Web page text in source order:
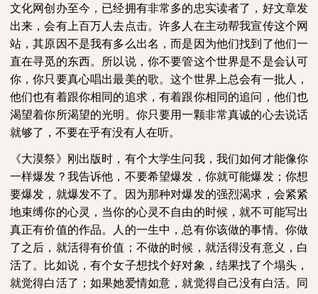
文化网创办至今，已经拥有非常多的忠实读者了，好文章发
出来，会有上百万人去点击。许多人在主动帮我宣传这个网
站，其原因不是我有多么出名，而是因为他们找到了他们一
直在寻觅的东西。所以说，你不要管这个世界是不是会认可
你，你只要真心唱出最美的歌。这个世界上总会有一批人，
他们也有着跟你相同的追求，有着跟你相同的追问，他们也
渴望着你所渴望的光明。你只要用一颗非常真诚的心去说话
就够了，不要在乎有没有人在听。
《大漠祭》刚出版时，有个大学生问我，我们如何才能像你
一样爆发？我告诉他，不要希望爆发，你就可能爆发；你想
要爆发，就爆发不了。因为那种对爆发的强烈渴求，会紧紧
地束缚你的心灵，当你的心灵不自由的时候，就不可能写出
真正有价值的作品。人的一生中，总有你该做的事情。你做
了之后，就活得有价值；不做的时候，就活得没有意义，白
活了。比如说，有个女子想找个好对象，结果找了个塌头，
就觉得白活了；如果她爱情如意，就觉得自己没有白活。同